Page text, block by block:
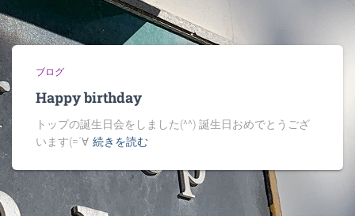
ブログ
Happy birthday
トップの誕生日会をしました(^^) 誕生日おめでとうござ
います(=´∀ 続きを読む